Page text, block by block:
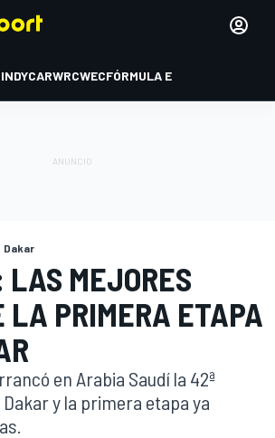
INDYCARWRCWECFÓRMULA E
Dakar
MEJORES
LA PRIMERA ETAPA
en Arabia Saudí la 42ª
y la primera etapa ya